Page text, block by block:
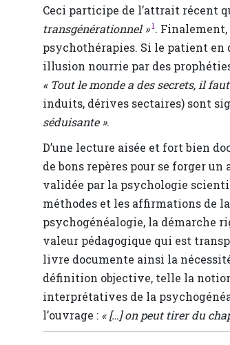
Ceci participe de l’attrait récent
transgénérationnel »1.
psychothérapies. Si le patient en
illusion nourrie par des
« Tout le monde a des secrets, il
induits, dérives sectaires) sont
séduisante ».
D’une lecture aisée et fort bien
de bons repères pour se forger
validée par la psychologie
méthodes et les affirmations de
psychogénéalogie, la démarche
valeur pédagogique qui est
livre documente ainsi la
définition objective, telle la
interprétatives de la
l’ouvrage : « […] on peut tirer du